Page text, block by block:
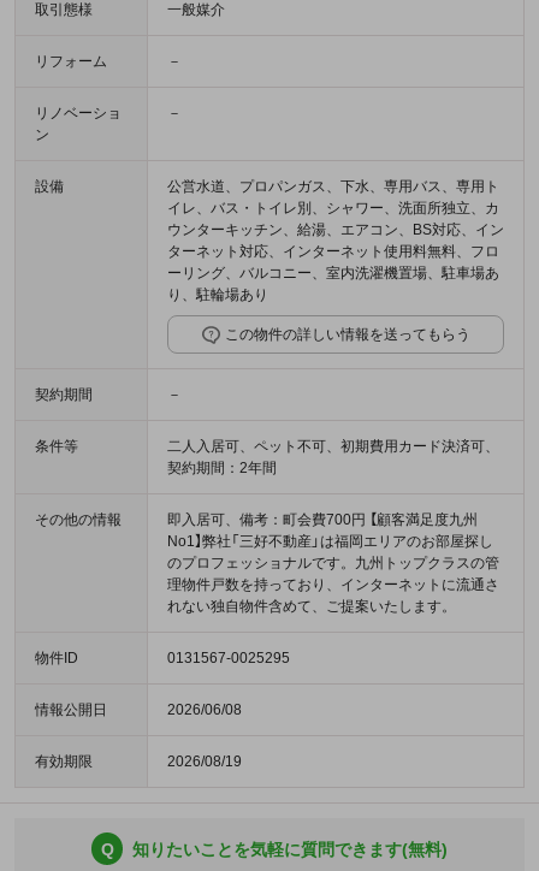
取引態様 一般媒介
リフォーム －
リノベーショ
ン
－
設備
公営水道、プロパンガス、下水、専用バス、専用ト
イレ、バス・トイレ別、シャワー、洗面所独立、カ
ウンターキッチン、給湯、エアコン、BS対応、イン
ターネット対応、インターネット使用料無料、フロ
ーリング、バルコニー、室内洗濯機置場、駐車場あ
り、駐輪場あり
この物件の詳しい情報を送ってもらう
契約期間 －
条件等
二人入居可、ペット不可、初期費用カード決済可、
契約期間：2年間
その他の情報
即入居可、備考：町会費700円 【顧客満足度九州
No1】弊社「三好不動産」は福岡エリアのお部屋探し
のプロフェッショナルです。九州トップクラスの管
理物件戸数を持っており、インターネットに流通さ
れない独自物件含めて、ご提案いたします。
物件ID 0131567-0025295
情報公開日 2026/06/08
有効期限 2026/08/19
Q 知りたいことを気軽に質問できます(無料)